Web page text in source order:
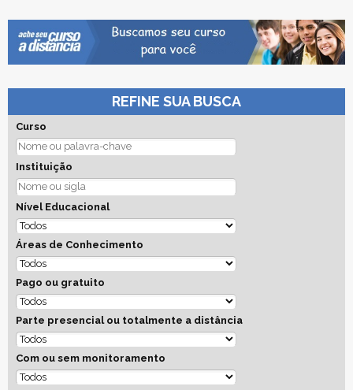
REFINE SUA BUSCA
Curso
Instituição
Nível Educacional
Áreas de Conhecimento
Pago ou gratuito
Parte presencial ou totalmente a distância
Com ou sem monitoramento